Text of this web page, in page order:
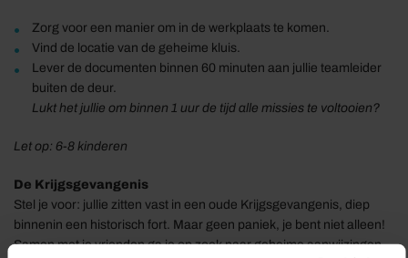
Zorg voor een manier om in de werkplaats te komen.
Vind de locatie van de geheime kluis.
Lever de documenten binnen 60 minuten aan jullie teamleider
buiten de deur.
Lukt het jullie om binnen 1 uur de tijd alle missies te voltooien?
Let op: 6-8 kinderen
De Krijgsgevangenis
Stel je voor: jullie zitten vast in een oude Krijgsgevangenis, diep
binnenin een historisch fort. Maar geen paniek, je bent niet alleen!
Samen met je vrienden ga je op zoek naar geheime aanwijzingen,